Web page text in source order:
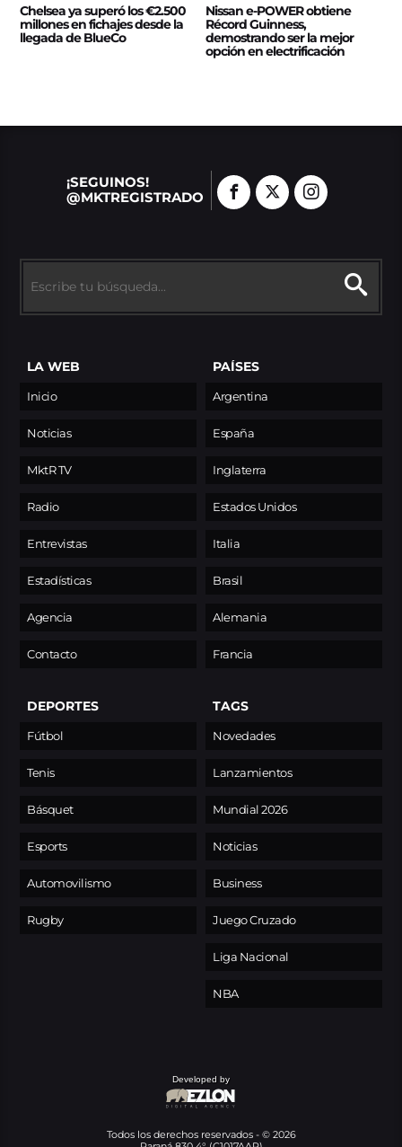
Chelsea ya superó los €2.500
millones en fichajes desde la
llegada de BlueCo
Nissan e‑POWER obtiene
Récord Guinness,
demostrando ser la mejor
opción en electrificación
¡SEGUINOS!
@MKTREGISTRADO
LA WEB
Inicio
Noticias
MktR TV
Radio
Entrevistas
Estadísticas
Agencia
Contacto
PAÍSES
Argentina
España
Inglaterra
Estados Unidos
Italia
Brasil
Alemania
Francia
DEPORTES
Fútbol
Tenis
Básquet
Esports
Automovilismo
Rugby
TAGS
Novedades
Lanzamientos
Mundial 2026
Noticias
Business
Juego Cruzado
Liga Nacional
NBA
Developed by
Todos los derechos reservados - © 2026